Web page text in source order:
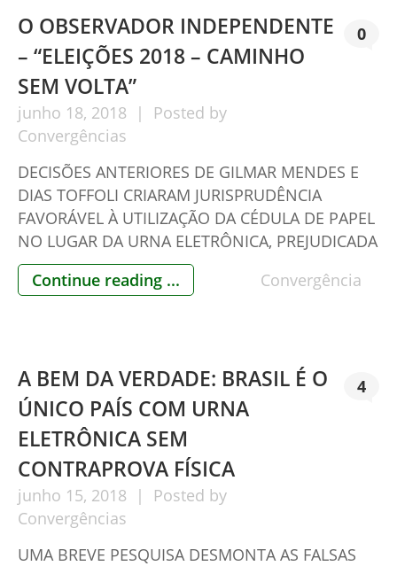
O OBSERVADOR INDEPENDENTE
– “ELEIÇÕES 2018 – CAMINHO
SEM VOLTA”
junho 18, 2018
Posted by
Convergências
0
DECISÕES ANTERIORES DE GILMAR MENDES E
DIAS TOFFOLI CRIARAM JURISPRUDÊNCIA
FAVORÁVEL À UTILIZAÇÃO DA CÉDULA DE PAPEL
NO LUGAR DA URNA ELETRÔNICA, PREJUDICADA
PELA AUSÊNCIA DA IMPRESSORA IMPOSTA PELO
TRIBUNAL. Observador Independente – 16 06
Continue reading ... Convergência
A BEM DA VERDADE: BRASIL É O
ÚNICO PAÍS COM URNA
ELETRÔNICA SEM
CONTRAPROVA FÍSICA
junho 15, 2018
Posted by
Convergências
4
UMA BREVE PESQUISA DESMONTA AS FALSAS